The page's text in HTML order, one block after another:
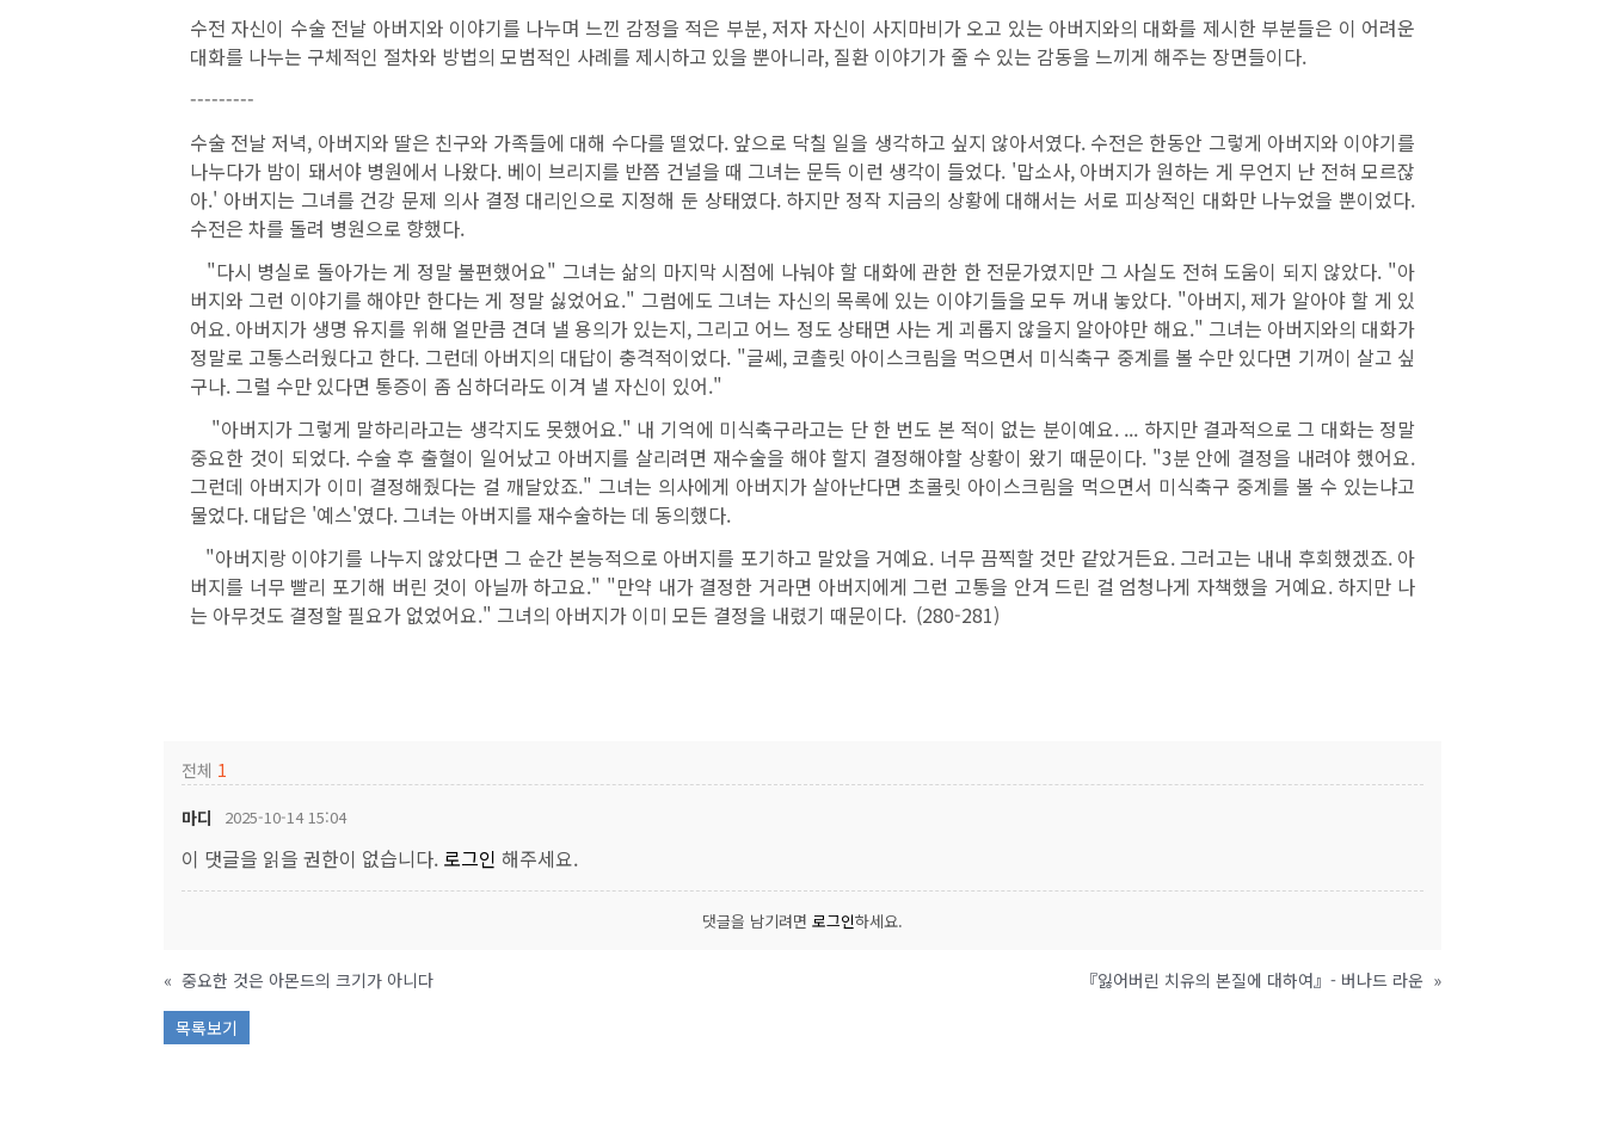
수전 자신이 수술 전날 아버지와 이야기를 나누며 느낀 감정을 적은 부분, 저자 자신이 사지마비가 오고 있는 아버지와의 대화를 제시한 부분들은 이 어려운
대화를 나누는 구체적인 절차와 방법의 모범적인 사례를 제시하고 있을 뿐아니라, 질환 이야기가 줄 수 있는 감동을 느끼게 해주는 장면들이다.
---------
수술 전날 저녁, 아버지와 딸은 친구와 가족들에 대해 수다를 떨었다. 앞으로 닥칠 일을 생각하고 싶지 않아서였다. 수전은 한동안 그렇게 아버지와 이야기를
나누다가 밤이 돼서야 병원에서 나왔다. 베이 브리지를 반쯤 건널을 때 그녀는 문득 이런 생각이 들었다. '맙소사, 아버지가 원하는 게 무언지 난 전혀 모르잖
아.' 아버지는 그녀를 건강 문제 의사 결정 대리인으로 지정해 둔 상태였다. 하지만 정작 지금의 상황에 대해서는 서로 피상적인 대화만 나누었을 뿐이었다.
수전은 차를 돌려 병원으로 향했다.
"다시 병실로 돌아가는 게 정말 불편했어요" 그녀는 삶의 마지막 시점에 나눠야 할 대화에 관한 한 전문가였지만 그 사실도 전혀 도움이 되지 않았다. "아
버지와 그런 이야기를 해야만 한다는 게 정말 싫었어요." 그럼에도 그녀는 자신의 목록에 있는 이야기들을 모두 꺼내 놓았다. "아버지, 제가 알아야 할 게 있
어요. 아버지가 생명 유지를 위해 얼만큼 견뎌 낼 용의가 있는지, 그리고 어느 정도 상태면 사는 게 괴롭지 않을지 알아야만 해요." 그녀는 아버지와의 대화가
정말로 고통스러웠다고 한다. 그런데 아버지의 대답이 충격적이었다. "글쎄, 코촐릿 아이스크림을 먹으면서 미식축구 중계를 볼 수만 있다면 기꺼이 살고 싶
구나. 그럴 수만 있다면 통증이 좀 심하더라도 이겨 낼 자신이 있어."
"아버지가 그렇게 말하리라고는 생각지도 못했어요." 내 기억에 미식축구라고는 단 한 번도 본 적이 없는 분이예요. ... 하지만 결과적으로 그 대화는 정말
중요한 것이 되었다. 수술 후 출혈이 일어났고 아버지를 살리려면 재수술을 해야 할지 결정해야할 상황이 왔기 때문이다. "3분 안에 결정을 내려야 했어요.
그런데 아버지가 이미 결정해줬다는 걸 깨달았죠." 그녀는 의사에게 아버지가 살아난다면 초콜릿 아이스크림을 먹으면서 미식축구 중계를 볼 수 있는냐고
물었다. 대답은 '예스'였다. 그녀는 아버지를 재수술하는 데 동의했다.
"아버지랑 이야기를 나누지 않았다면 그 순간 본능적으로 아버지를 포기하고 말았을 거예요. 너무 끔찍할 것만 같았거든요. 그러고는 내내 후회했겠죠. 아
버지를 너무 빨리 포기해 버린 것이 아닐까 하고요." "만약 내가 결정한 거라면 아버지에게 그런 고통을 안겨 드린 걸 엄청나게 자책했을 거예요. 하지만 나
는 아무것도 결정할 필요가 없었어요." 그녀의 아버지가 이미 모든 결정을 내렸기 때문이다. (280-281)
전체 1
마디
2025-10-14 15:04
이 댓글을 읽을 권한이 없습니다. 로그인 해주세요.
댓글을 남기려면 로그인하세요.
« 중요한 것은 아몬드의 크기가 아니다 『잃어버린 치유의 본질에 대하여』- 버나드 라운 »
목록보기